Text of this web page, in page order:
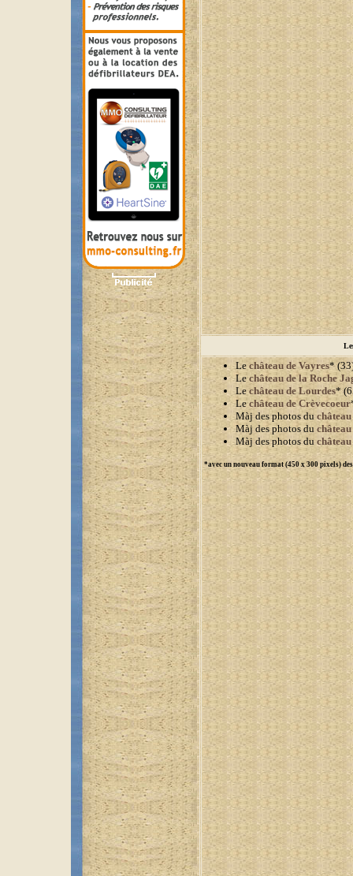
Lechâteau de Vayres*
Lechâteau de la Roche
Lechâteau de Lourdes*
Lechâteau de Crèvecoeur
Màj des photos du
Màj des photos du
Màj des photos du
*avec un nouveau format (450 x 300 pixels)